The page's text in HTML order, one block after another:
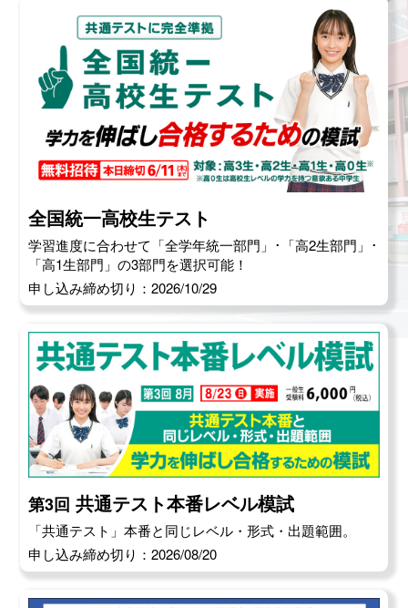
全国統一高校生テスト
学習進度に合わせて「全学年統一部門」･「高2生部門」･
「高1生部門」の3部門を選択可能！
申し込み締め切り：2026/10/29
第3回 共通テスト本番レベル模試
「共通テスト」本番と同じレベル・形式・出題範囲。
申し込み締め切り：2026/08/20